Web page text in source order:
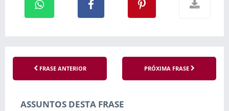
FRASE ANTERIOR PRÓXIMA FRASE
ASSUNTOS DESTA FRASE